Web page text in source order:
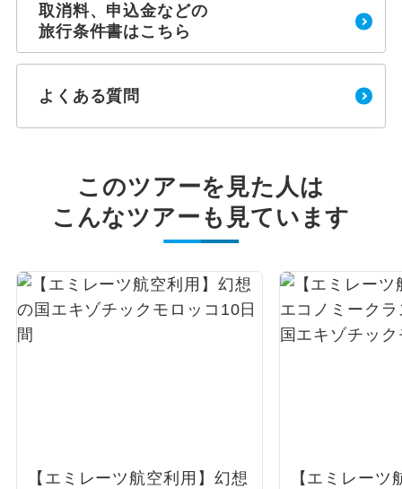
取消料、申込金などの
旅行条件書はこちら
よくある質問
このツアーを見た人は
こんなツアーも見ています
【エミレーツ航空利用】幻想
【エミレーツ